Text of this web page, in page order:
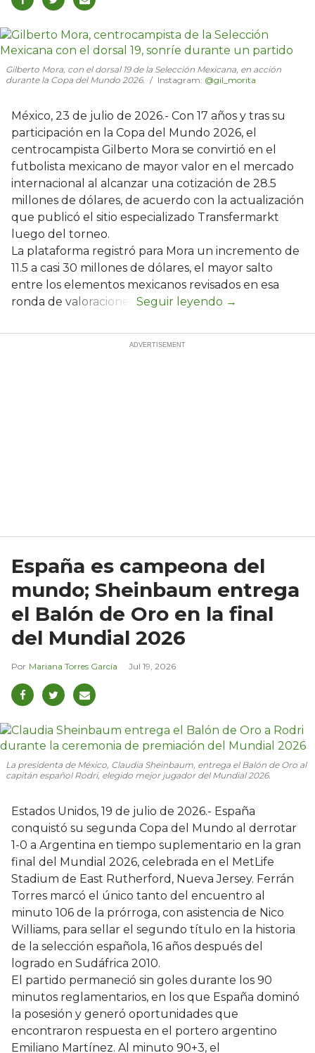
Gilberto Mora, con el dorsal 19 de la Selección Mexicana, en acción
durante la Copa del Mundo 2026.
Instagram: @gil_morita
México, 23 de julio de 2026.- Con 17 años y tras su
participación en la Copa del Mundo 2026, el
centrocampista Gilberto Mora se convirtió en el
futbolista mexicano de mayor valor en el mercado
internacional al alcanzar una cotización de 28.5
millones de dólares, de acuerdo con la actualización
que publicó el sitio especializado Transfermarkt
luego del torneo.
La plataforma registró para Mora un incremento de
11.5 a casi 30 millones de dólares, el mayor salto
entre los elementos mexicanos revisados en esa
ronda de valoraciones.
España es campeona del
mundo; Sheinbaum entrega
el Balón de Oro en la final
del Mundial 2026
Mariana Torres García Jul 19, 2026
La presidenta de México, Claudia Sheinbaum, entrega el Balón de Oro al
capitán español Rodri, elegido mejor jugador del Mundial 2026.
Estados Unidos, 19 de julio de 2026.- España
conquistó su segunda Copa del Mundo al derrotar
1-0 a Argentina en tiempo suplementario en la gran
final del Mundial 2026, celebrada en el MetLife
Stadium de East Rutherford, Nueva Jersey. Ferrán
Torres marcó el único tanto del encuentro al
minuto 106 de la prórroga, con asistencia de Nico
Williams, para sellar el segundo título en la historia
de la selección española, 16 años después del
logrado en Sudáfrica 2010.
El partido permaneció sin goles durante los 90
minutos reglamentarios, en los que España dominó
la posesión y generó oportunidades que
encontraron respuesta en el portero argentino
Emiliano Martínez. Al minuto 90+3, el